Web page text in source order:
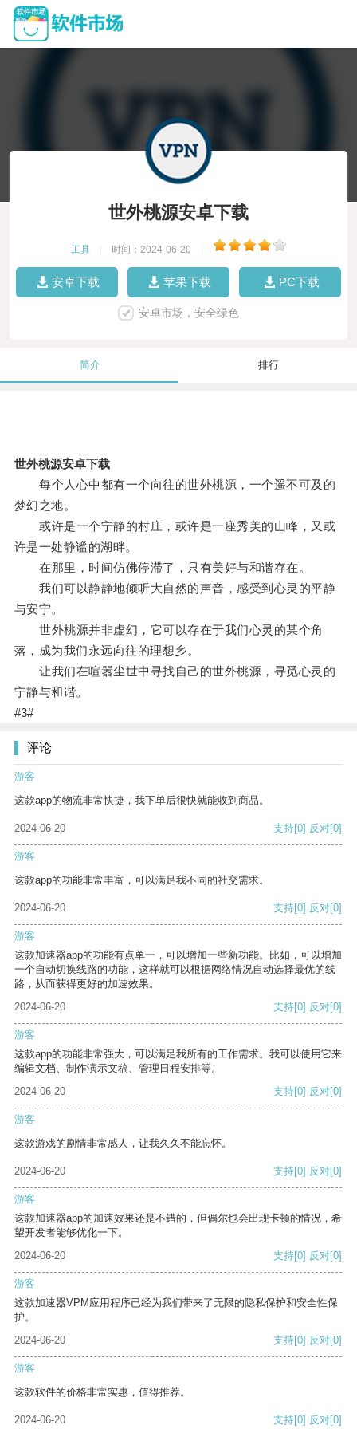
世外桃源安卓下载
工具 时间：2024-06-20
安卓下载 苹果下载 PC下载
安卓市场，安全绿色
简介 排行
世外桃源安卓下载
每个人心中都有一个向往的世外桃源，一个遥不可及的
梦幻之地。
或许是一个宁静的村庄，或许是一座秀美的山峰，又或
许是一处静谧的湖畔。
在那里，时间仿佛停滞了，只有美好与和谐存在。
我们可以静静地倾听大自然的声音，感受到心灵的平静
与安宁。
世外桃源并非虚幻，它可以存在于我们心灵的某个角
落，成为我们永远向往的理想乡。
让我们在喧嚣尘世中寻找自己的世外桃源，寻觅心灵的
宁静与和谐。
#3#
评论
游客
这款app的物流非常快捷，我下单后很快就能收到商品。
2024-06-20 支持[0] 反对[0]
游客
这款app的功能非常丰富，可以满足我不同的社交需求。
2024-06-20 支持[0] 反对[0]
游客
这款加速器app的功能有点单一，可以增加一些新功能。比如，可以增加
一个自动切换线路的功能，这样就可以根据网络情况自动选择最优的线
路，从而获得更好的加速效果。
2024-06-20
支持[0] 反对[0]
游客
这款app的功能非常强大，可以满足我所有的工作需求。我可以使用它来
编辑文档、制作演示文稿、管理日程安排等。
2024-06-20
支持[0] 反对[0]
游客
这款游戏的剧情非常感人，让我久久不能忘怀。
2024-06-20 支持[0] 反对[0]
游客
这款加速器app的加速效果还是不错的，但偶尔也会出现卡顿的情况，希
望开发者能够优化一下。
2024-06-20
支持[0] 反对[0]
游客
这款加速器VPM应用程序已经为我们带来了无限的隐私保护和安全性保
护。
2024-06-20
支持[0] 反对[0]
游客
这款软件的价格非常实惠，值得推荐。
2024-06-20 支持[0] 反对[0]